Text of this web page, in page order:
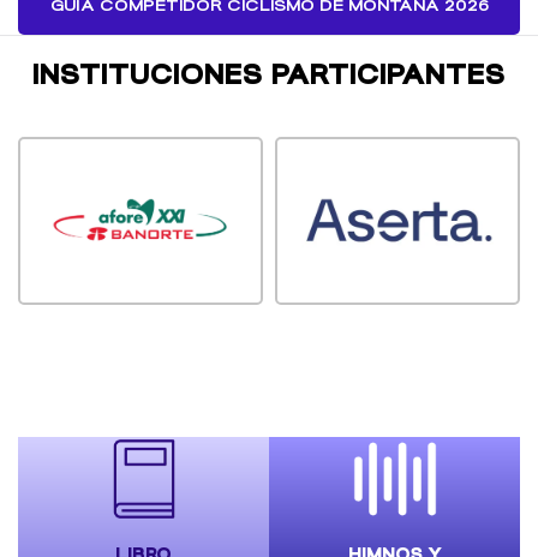
GUÍA COMPETIDOR CICLISMO DE MONTAÑA 2026
INSTITUCIONES PARTICIPANTES